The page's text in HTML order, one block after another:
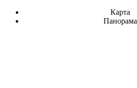
Карта
Панорама